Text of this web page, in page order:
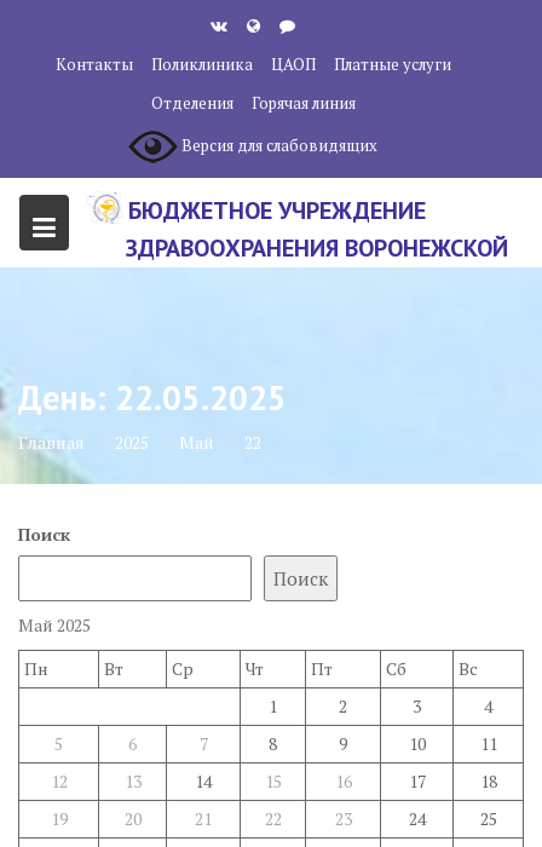
содержанию
Контакты Поликлиника ЦАОП
Платные услуги
Отделения
Горячая линия
Версия для слабовидящих
БЮДЖЕТНОЕ УЧРЕЖДЕНИЕ
ЗДРАВООХРАНЕНИЯ ВОРОНЕЖСКОЙ
ЦЕНТР"
День: 22.05.2025
Главная 2025 Май 22
Поиск
Поиск
Май 2025
Пн
Вт Ср Чт Пт Сб
Вс
1
2 3
4
5
6 7 8 9 10
11
12
13 14 15 16 17
18
19
20 21 22 23 24
25